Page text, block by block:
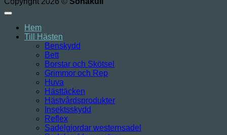
Hem
Till Hästen
Benskydd
Bett
Borstar och Skötsel
Grimmor och Rep
Huva
Hästtäcken
Hästvårdsprodukter
Insektsskydd
Reflex
Sadelgjordar westernsadel